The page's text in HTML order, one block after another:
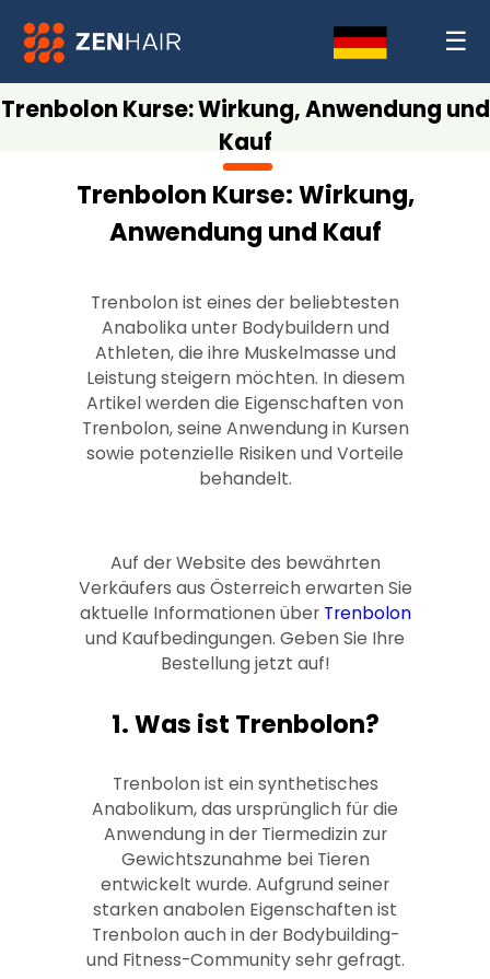
☰
Trenbolon Kurse: Wirkung, Anwendung und
Kauf
Trenbolon Kurse: Wirkung,
Anwendung und Kauf
Trenbolon ist eines der beliebtesten
Anabolika unter Bodybuildern und
Athleten, die ihre Muskelmasse und
Leistung steigern möchten. In diesem
Artikel werden die Eigenschaften von
Trenbolon, seine Anwendung in Kursen
sowie potenzielle Risiken und Vorteile
behandelt.
Auf der Website des bewährten
Verkäufers aus Österreich erwarten Sie
aktuelle Informationen über Trenbolon
und Kaufbedingungen. Geben Sie Ihre
Bestellung jetzt auf!
1. Was ist Trenbolon?
Trenbolon ist ein synthetisches
Anabolikum, das ursprünglich für die
Anwendung in der Tiermedizin zur
Gewichtszunahme bei Tieren
entwickelt wurde. Aufgrund seiner
starken anabolen Eigenschaften ist
Trenbolon auch in der Bodybuilding-
und Fitness-Community sehr gefragt.